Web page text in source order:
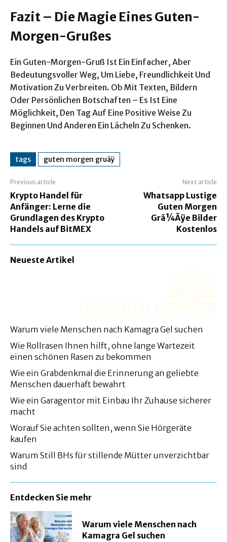
Fazit – Die Magie Eines Guten-
Morgen-Grußes
Ein Guten-Morgen-Gruß Ist Ein Einfacher, Aber
Bedeutungsvoller Weg, Um Liebe, Freundlichkeit Und
Motivation Zu Verbreiten. Ob Mit Texten, Bildern
Oder Persönlichen Botschaften – Es Ist Eine
Möglichkeit, Den Tag Auf Eine Positive Weise Zu
Beginnen Und Anderen Ein Lächeln Zu Schenken.
tags guten morgen gruãÿ
Previous article
Krypto Handel für
Anfänger: Lerne die
Grundlagen des Krypto
Handels auf BitMEX
Next article
Whatsapp Lustige
Guten Morgen
Grã¼Ãÿe Bilder
Kostenlos
Neueste Artikel
Warum viele Menschen nach Kamagra Gel suchen
Wie Rollrasen Ihnen hilft, ohne lange Wartezeit
einen schönen Rasen zu bekommen
Wie ein Grabdenkmal die Erinnerung an geliebte
Menschen dauerhaft bewahrt
Wie ein Garagentor mit Einbau Ihr Zuhause sicherer
macht
Worauf Sie achten sollten, wenn Sie Hörgeräte
kaufen
Warum Still BHs für stillende Mütter unverzichtbar
sind
Entdecken Sie mehr
Warum viele Menschen nach
Kamagra Gel suchen